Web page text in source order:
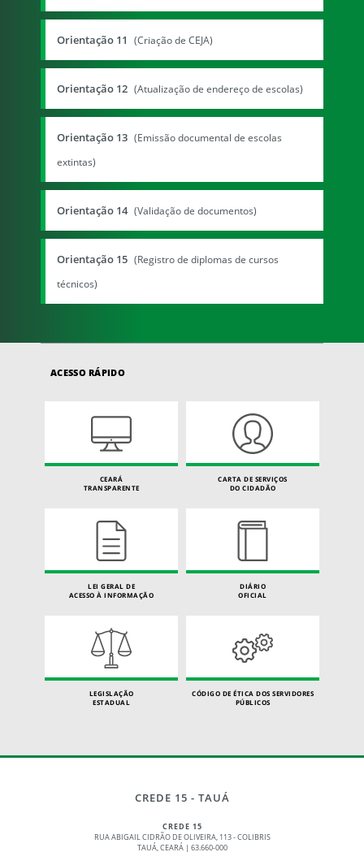
Orientação 11 (Criação de CEJA)
Orientação 12 (Atualização de endereço de escolas)
Orientação 13 (Emissão documental de escolas
extintas)
Orientação 14 (Validação de documentos)
Orientação 15 (Registro de diplomas de cursos
técnicos)
ACESSO RÁPIDO
CEARÁ
TRANSPARENTE
CARTA DE SERVIÇOS
DO CIDADÃO
LEI GERAL DE
ACESSO À INFORMAÇÃO
DIÁRIO
OFICIAL
LEGISLAÇÃO
ESTADUAL
CÓDIGO DE ÉTICA DOS SERVIDORES
PÚBLICOS
CREDE 15 - TAUÁ
CREDE 15
RUA ABIGAIL CIDRÃO DE OLIVEIRA, 113 - COLIBRIS
TAUÁ, CEARÁ | 63.660-000